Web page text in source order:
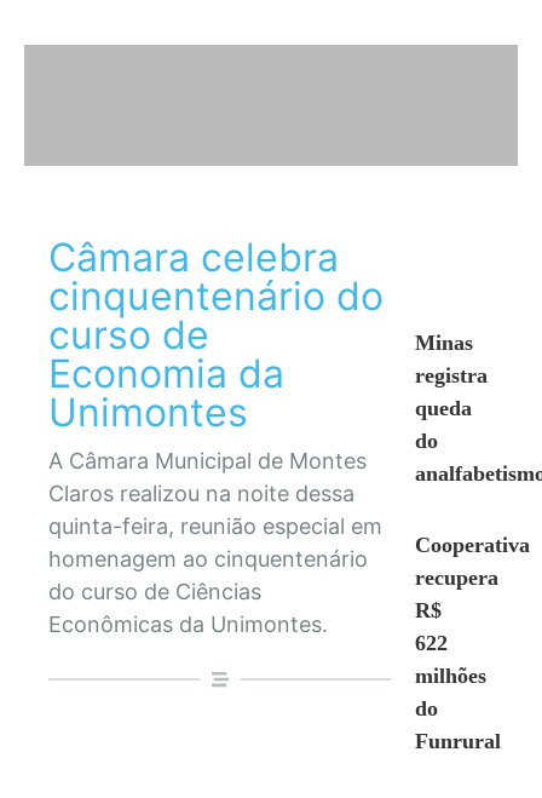
Câmara celebra
cinquentenário do
curso de
Economia da
Unimontes
A Câmara Municipal de Montes
Claros realizou na noite dessa
quinta-feira, reunião especial em
homenagem ao cinquentenário
do curso de Ciências
Econômicas da Unimontes.
Minas
registra
queda
do
Cooperativa
recupera
R$
622
milhões
do
Funrural